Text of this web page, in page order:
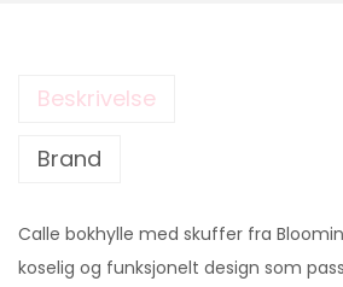
Beskrivelse
Brand
Calle bokhylle med skuffer fra
koselig og funksjonelt design som